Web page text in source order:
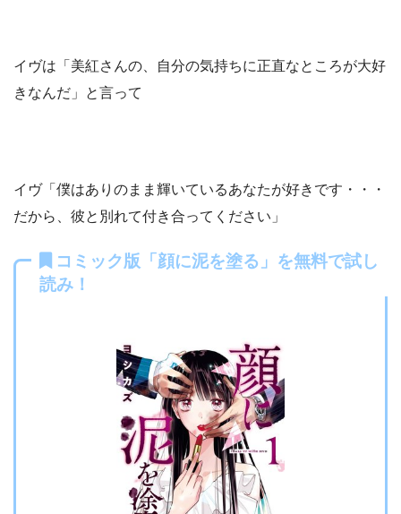
イヴは「美紅さんの、自分の気持ちに正直なところが大好
きなんだ」と言って
イヴ「僕はありのまま輝いているあなたが好きです・・・
だから、彼と別れて付き合ってください」
コミック版「顔に泥を塗る」を無料で試し
読み！